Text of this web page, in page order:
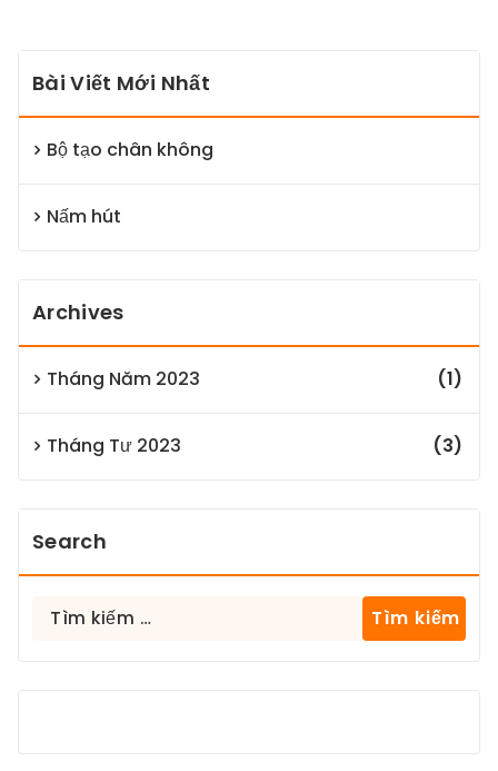
Bài Viết Mới Nhất
Bộ tạo chân không
Nấm hút
Archives
Tháng Năm 2023 (1)
Tháng Tư 2023 (3)
Search
Tìm